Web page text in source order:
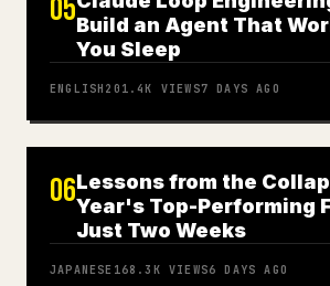
05Build an Agent That
You Sleep
ENGLISH 201.4K VIEWS7 DAYS AGO
06Lessons from the
Year's Top-Performing
Just Two Weeks
JAPANESE 168.3K VIEWS6 DAYS AGO